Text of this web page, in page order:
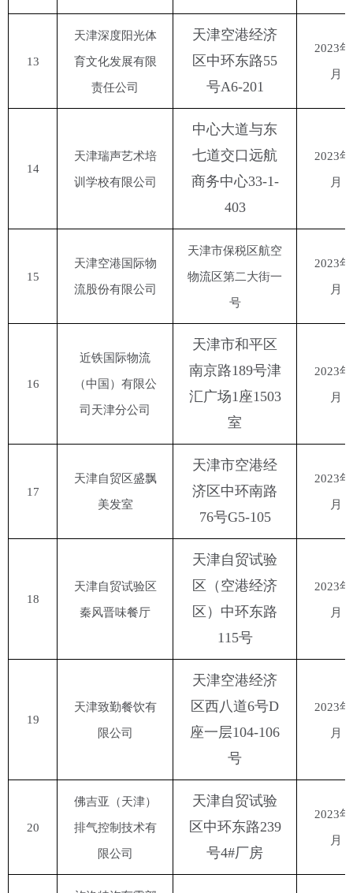
13
天津深度阳光体
育文化发展有限
责任公司
天津空港经济
区中环东路55
号A6-201
2023
月
14
天津瑞声艺术培
训学校有限公司
中心大道与东
七道交口远航
商务中心33-1-
403
2023
月
15
天津空港国际物
流股份有限公司
天津市保税区航空
物流区第二大街一
号
2023
月
16
近铁国际物流
（中国）有限公
司天津分公司
天津市和平区
南京路189号津
汇广场1座1503
室
2023
月
17
天津自贸区盛飘
美发室
天津市空港经
济区中环南路
76号G5-105
2023
月
18
天津自贸试验区
秦风晋味餐厅
天津自贸试验
区（空港经济
区）中环东路
115号
2023
月
19
天津致勤餐饮有
限公司
天津空港经济
区西八道6号D
座一层104-106
号
2023
月
20
佛吉亚（天津）
排气控制技术有
限公司
天津自贸试验
区中环东路239
号4#厂房
2023
月